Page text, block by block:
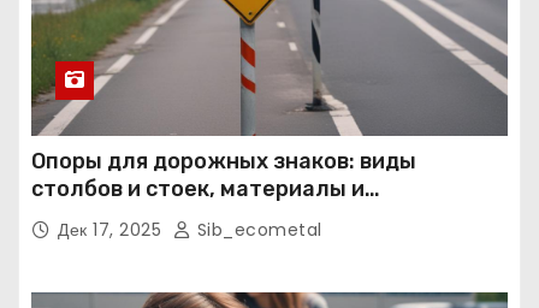
Опоры для дорожных знаков: виды
столбов и стоек, материалы и
нормативные требования
Дек 17, 2025 Sib_ecometal